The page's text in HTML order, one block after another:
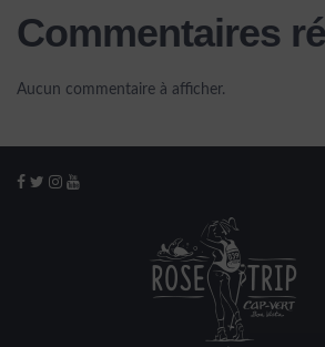
Commentaires
Aucun commentaire à afficher.